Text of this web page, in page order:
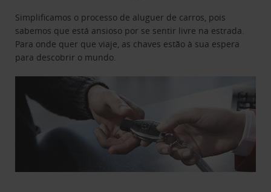
Simplificamos o processo de aluguer de carros, pois
sabemos que está ansioso por se sentir livre na estrada.
Para onde quer que viaje, as chaves estão à sua espera
para descobrir o mundo.